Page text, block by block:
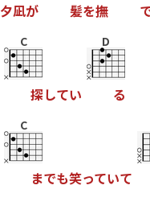
夕凪が 髪を撫
C
探してい
D
る
C
までも笑っていて